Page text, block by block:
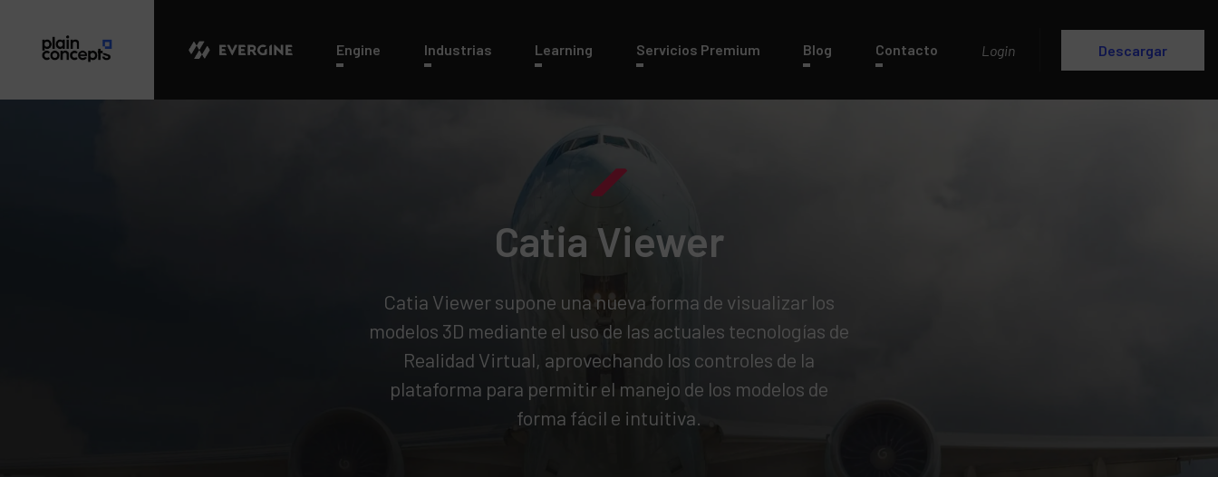
Engine Industrias Learning Servicios Premium Blog Contacto Login Descargar
Catia Viewer
Catia Viewer supone una nueva forma de visualizar los
modelos 3D mediante el uso de las actuales tecnologías de
Realidad Virtual, aprovechando los controles de la
plataforma para permitir el manejo de los modelos de
forma fácil e intuitiva.